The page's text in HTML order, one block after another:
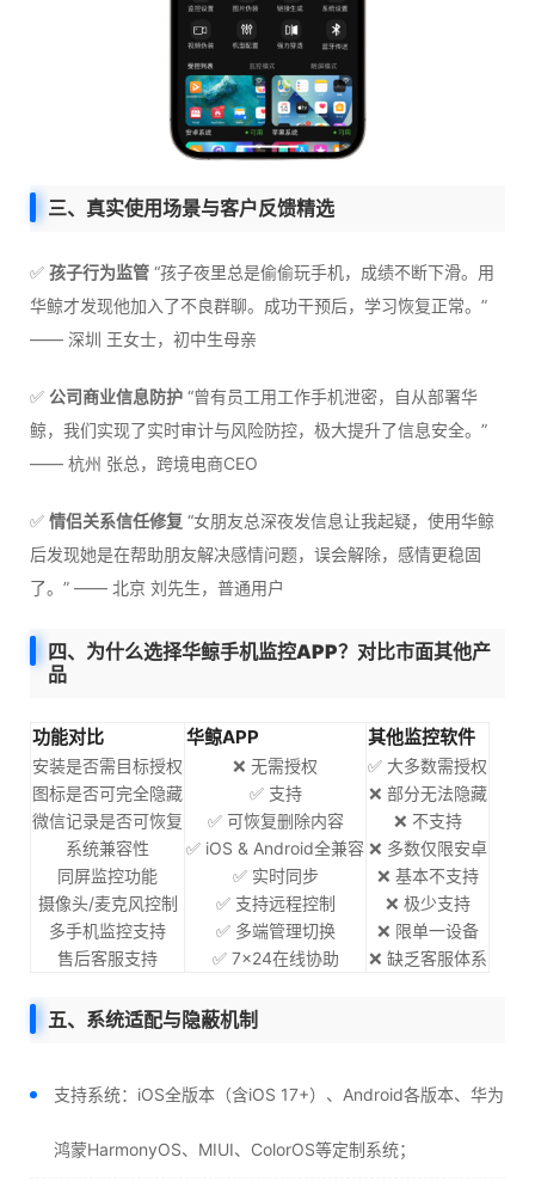
三、真实使用场景与客户反馈精选
✅ 孩子行为监管 “孩子夜里总是偷偷玩手机，成绩不断下滑。用
华鲸才发现他加入了不良群聊。成功干预后，学习恢复正常。”
—— 深圳 王女士，初中生母亲
✅ 公司商业信息防护 “曾有员工用工作手机泄密，自从部署华
鲸，我们实现了实时审计与风险防控，极大提升了信息安全。”
—— 杭州 张总，跨境电商CEO
✅ 情侣关系信任修复 “女朋友总深夜发信息让我起疑，使用华鲸
后发现她是在帮助朋友解决感情问题，误会解除，感情更稳固
了。” —— 北京 刘先生，普通用户
四、为什么选择华鲸手机监控APP？对比市面其他产
品
功能对比 华鲸APP 其他监控软件
安装是否需目标授权 ❌ 无需授权
✅ 大多数需授权
图标是否可完全隐藏
✅ 支持
❌ 部分无法隐藏
微信记录是否可恢复
✅ 可恢复删除内容
❌ 不支持
系统兼容性
✅ iOS & Android全兼容 ❌ 多数仅限安卓
同屏监控功能
✅ 实时同步
❌ 基本不支持
摄像头/麦克风控制
✅ 支持远程控制
❌ 极少支持
多手机监控支持
✅ 多端管理切换
❌ 限单一设备
售后客服支持
✅ 7×24在线协助 ❌ 缺乏客服体系
五、系统适配与隐蔽机制
支持系统：iOS全版本（含iOS 17+）、Android各版本、华为
鸿蒙HarmonyOS、MIUI、ColorOS等定制系统；